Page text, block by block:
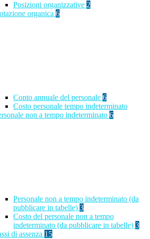
Posizioni organizzative 2
organica 6
Conto annuale del personale 6
Costo personale tempo indeterminato
non a tempo indeterminato 6
Personale non a tempo indeterminato (da
pubblicare in tabelle) 3
Costo del personale non a tempo
indeterminato (da pubblicare in tabelle) 3
di assenza 15